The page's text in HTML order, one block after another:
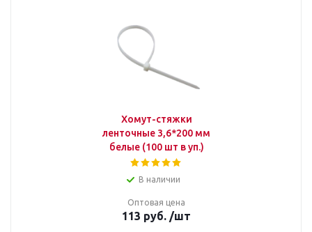
Хомут-стяжки
ленточные 3,6*200 мм
белые (100 шт в уп.)
В наличии
Оптовая цена
113 руб. /шт